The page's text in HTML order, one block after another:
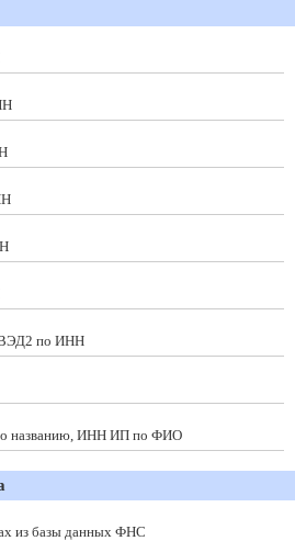
по ИНН
названию, ИНН ИП по ФИО
из базы данных ФНС